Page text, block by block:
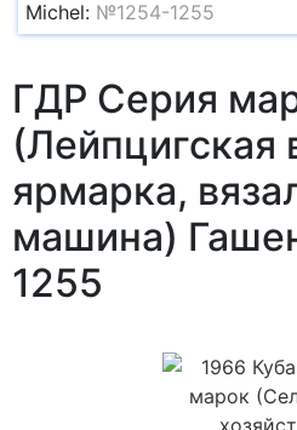
Michel: №1254-1255
ГДР Серия
(Лейпцигская
ярмарка,
машина)
1255